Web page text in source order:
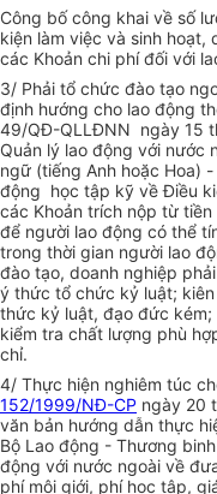
Công bố công khai về số
kiện làm việc và sinh hoạt,
các Khoản chi phí đối với
3/ Phải tổ chức đào tạo
định hướng cho lao động
49/QĐ-QLLĐNN ngày 15
Quản lý lao động với nước
ngữ (tiếng Anh hoặc Hoa)
động học tập kỹ về Điều
các Khoản trích nộp từ
để người lao động có thể
trong thời gian người lao
đào tạo, doanh nghiệp
ý thức tổ chức kỷ luật;
thức kỷ luật, đạo đức
kiểm tra chất lượng phù
chỉ.
4/ Thực hiện nghiêm túc
152/1999/NĐ-CP ngày 20
văn bản hướng dẫn thực
Bộ Lao động - Thương
động với nước ngoài về
phí môi giới, phí học tập,